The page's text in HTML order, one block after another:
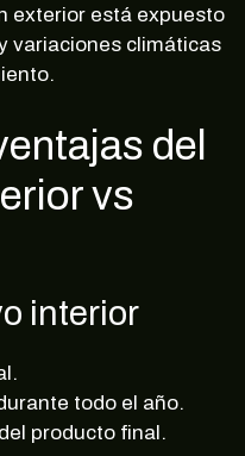
exterior está expuesto
variaciones climáticas
del
vs
interior
todo el año.
producto final.